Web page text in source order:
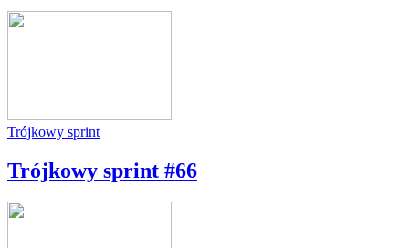
Trójkowy sprint
Trójkowy sprint #66